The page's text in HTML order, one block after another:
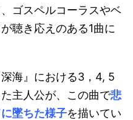
ゴスペルコーラスやベ
聴き応えのある1曲に
海』における3，4, 5
主人公が、この曲で悲
墜ちた様子を描いてい